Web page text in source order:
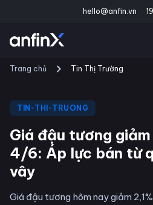
hello@anfin.vn
Trang chủ Tin Thị Trường
TIN-THI-TRUONG
Giá đậu tương giảm
4/6: Áp lực bán từ
vây
Giá đậu tương hôm nay giảm